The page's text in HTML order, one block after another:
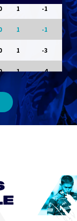
1 -1
1 -1
1 -3
1 -4
0
0 0